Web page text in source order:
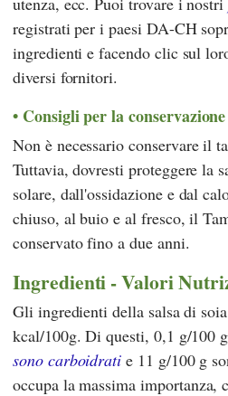
registrati per i paesi DA-CH
ingredienti e facendo clic sul
diversi fornitori.
Consigli per la conservazione
Non è necessario conservare il
Tuttavia, dovresti proteggere la
solare, dall'ossidazione e dal
chiuso, al buio e al fresco, il
conservato fino a due anni.
Ingredienti - Valori
Gli ingredienti della salsa di
kcal/100g. Di questi, 0,1 g/100
sono carboidrati e 11 g/100 g
occupa la massima importanza,